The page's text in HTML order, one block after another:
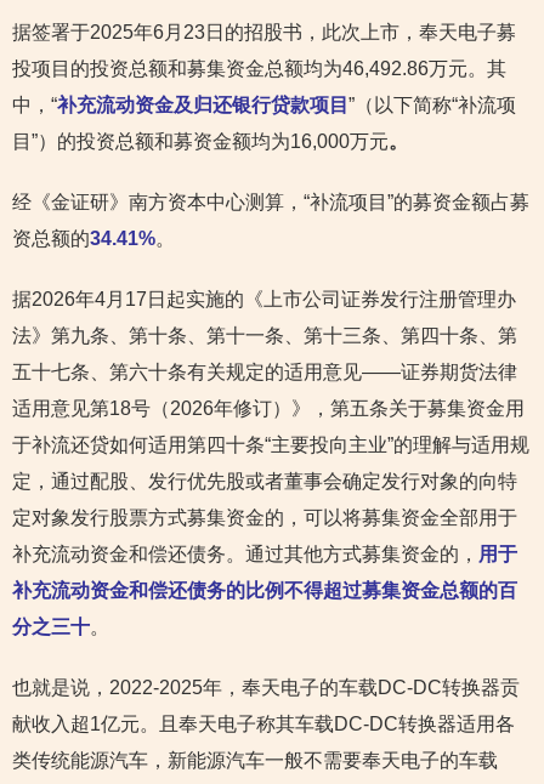
据签署于2025年6月23日的招股书，此次上市，奉天电子募
投项目的投资总额和募集资金总额均为46,492.86万元。其
中，“补充流动资金及归还银行贷款项目 ”（以下简称“补流项
目”）的投资总额和募资金额均为16,000万元。
经《金证研》南方资本中心测算，“补流项目”的募资金额占募
资总额的34.41%。
据2026年4月17日起实施的《上市公司证券发行注册管理办
法》第九条、第十条、第十一条、第十三条、第四十条、第
五十七条、第六十条有关规定的适用意见——证券期货法律
适用意见第18号（2026年修订）》，第五条关于募集资金用
于补流还贷如何适用第四十条“主要投向主业”的理解与适用规
定，通过配股、发行优先股或者董事会确定发行对象的向特
定对象发行股票方式募集资金的，可以将募集资金全部用于
补充流动资金和偿还债务。通过其他方式募集资金的， 用于
补充流动资金和偿还债务的比例不得超过募集资金总额的百
分之三十。
也就是说，2022-2025年，奉天电子的车载DC-DC转换器贡
献收入超1亿元。且奉天电子称其车载DC-DC转换器适用各
类传统能源汽车，新能源汽车一般不需要奉天电子的车载